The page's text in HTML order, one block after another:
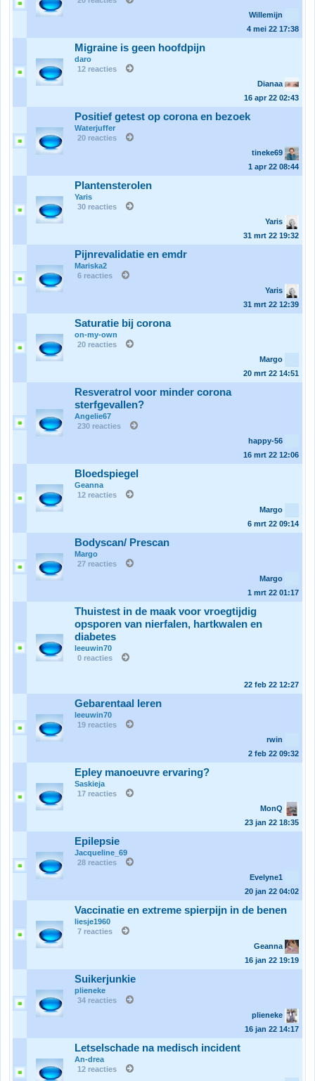
Willemijn
4 mei 22 17:38
Migraine is geen hoofdpijn
daro
12 reacties
Dianaa
16 apr 22 02:43
Positief getest op corona en bezoek
Waterjuffer
20 reacties
tineke69
1 apr 22 08:44
Plantensterolen
Yaris
30 reacties
Yaris
31 mrt 22 19:32
Pijnrevalidatie en emdr
Mariska2
6 reacties
Yaris
31 mrt 22 12:39
Saturatie bij corona
on-my-own
20 reacties
Margo
20 mrt 22 14:51
Resveratrol voor minder corona
sterfgevallen?
Angelie67
230 reacties
happy-56
16 mrt 22 12:06
Bloedspiegel
Geanna
12 reacties
Margo
6 mrt 22 09:14
Bodyscan/ Prescan
Margo
27 reacties
Margo
1 mrt 22 01:17
Thuistest in de maak voor vroegtijdig
opsporen van nierfalen, hartkwalen en
diabetes
leeuwin70
0 reacties
22 feb 22 12:27
Gebarentaal leren
leeuwin70
19 reacties
rwin
2 feb 22 09:32
Epley manoeuvre ervaring?
Saskieja
17 reacties
MonQ
23 jan 22 18:35
Epilepsie
Jacqueline_69
28 reacties
Evelyne1
20 jan 22 04:02
Vaccinatie en extreme spierpijn in de benen
liesje1960
7 reacties
Geanna
16 jan 22 19:19
Suikerjunkie
plieneke
34 reacties
plieneke
16 jan 22 14:17
Letselschade na medisch incident
An-drea
12 reacties